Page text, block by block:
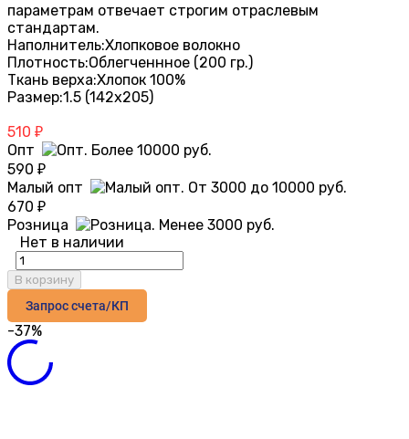
параметрам отвечает строгим отраслевым
стандартам.
Наполнитель:Хлопковое волокно
Плотность:Облегченнное (200 гр.)
Ткань верха:Хлопок 100%
Размер:1.5 (142х205)
510 ₽
Опт
590 ₽
Малый опт
670 ₽
Розница
Нет в наличии
В корзину
Запрос счета/КП
-37%